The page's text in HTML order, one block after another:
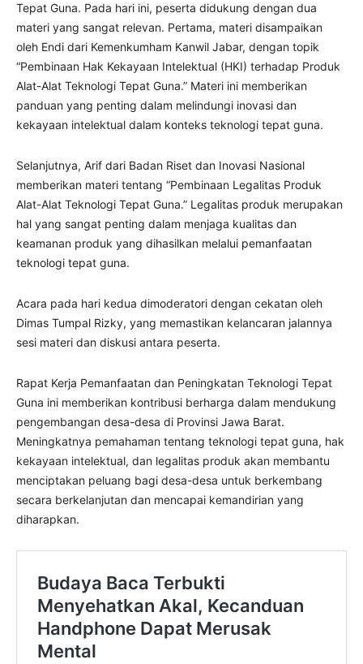
Tepat Guna. Pada hari ini, peserta didukung dengan dua
materi yang sangat relevan. Pertama, materi disampaikan
oleh Endi dari Kemenkumham Kanwil Jabar, dengan topik
“Pembinaan Hak Kekayaan Intelektual (HKI) terhadap Produk
Alat-Alat Teknologi Tepat Guna.” Materi ini memberikan
panduan yang penting dalam melindungi inovasi dan
kekayaan intelektual dalam konteks teknologi tepat guna.
Selanjutnya, Arif dari Badan Riset dan Inovasi Nasional
memberikan materi tentang “Pembinaan Legalitas Produk
Alat-Alat Teknologi Tepat Guna.” Legalitas produk merupakan
hal yang sangat penting dalam menjaga kualitas dan
keamanan produk yang dihasilkan melalui pemanfaatan
teknologi tepat guna.
Acara pada hari kedua dimoderatori dengan cekatan oleh
Dimas Tumpal Rizky, yang memastikan kelancaran jalannya
sesi materi dan diskusi antara peserta.
Rapat Kerja Pemanfaatan dan Peningkatan Teknologi Tepat
Guna ini memberikan kontribusi berharga dalam mendukung
pengembangan desa-desa di Provinsi Jawa Barat.
Meningkatnya pemahaman tentang teknologi tepat guna, hak
kekayaan intelektual, dan legalitas produk akan membantu
menciptakan peluang bagi desa-desa untuk berkembang
secara berkelanjutan dan mencapai kemandirian yang
diharapkan.